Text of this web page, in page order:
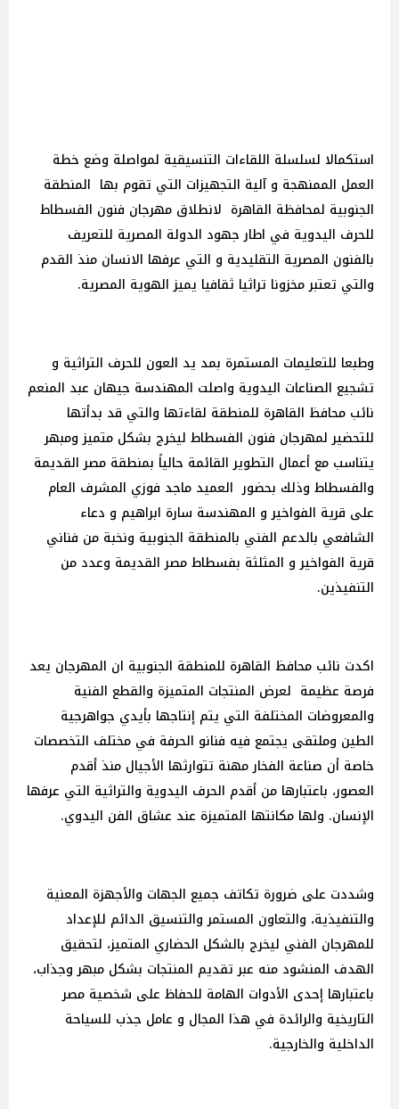
استكمالا لسلسلة اللقاءات التنسيقية لمواصلة وضع خطة
العمل الممنهجة و آلية التجهيزات التي تقوم بها المنطقة
الجنوبية لمحافظة القاهرة لانطلاق مهرجان فنون الفسطاط
للحرف اليدوية في اطار جهود الدولة المصرية للتعريف
بالفنون المصرية التقليدية و التي عرفها الانسان منذ القدم
والتي تعتبر مخزونا تراثيا ثقافيا يميز الهوية المصرية.
وطبعا للتعليمات المستمرة بمد يد العون للحرف التراثية و
تشجيع الصناعات اليدوية واصلت المهندسة جيهان عبد المنعم
نائب محافظ القاهرة للمنطقة لقاءتها والتي قد بدأتها
للتحضير لمهرجان فنون الفسطاط ليخرج بشكل متميز ومبهر
يتناسب مع أعمال التطوير القائمة حالياً بمنطقة مصر القديمة
والفسطاط وذلك بحضور العميد ماجد فوزي المشرف العام
على قرية الفواخير و المهندسة سارة ابراهيم و دعاء
الشافعي بالدعم الفني بالمنطقة الجنوبية ونخبة من فناني
قرية الفواخير و المثلثة بفسطاط مصر القديمة وعدد من
التنفيذين.
اكدت نائب محافظ القاهرة للمنطقة الجنوبية ان المهرجان يعد
فرصة عظيمة لعرض المنتجات المتميزة والقطع الفنية
والمعروضات المختلفة التي يتم إنتاجها بأيدي جواهرجية
الطين وملتقى يجتمع فيه فنانو الحرفة في مختلف التخصصات
خاصة أن صناعة الفخار مهنة تتوارثها الأجيال منذ أقدم
العصور، باعتبارها من أقدم الحرف اليدوية والتراثية التي عرفها
الإنسان. ولها مكانتها المتميزة عند عشاق الفن اليدوي.
وشددت على ضرورة تكاتف جميع الجهات والأجهزة المعنية
والتنفيذية، والتعاون المستمر والتنسيق الدائم للإعداد
للمهرجان الفني ليخرج بالشكل الحضاري المتميز، لتحقيق
الهدف المنشود منه عبر تقديم المنتجات بشكل مبهر وجذاب،
باعتبارها إحدى الأدوات الهامة للحفاظ على شخصية مصر
التاريخية والرائدة في هذا المجال و عامل جذب للسياحة
الداخلية والخارجية.